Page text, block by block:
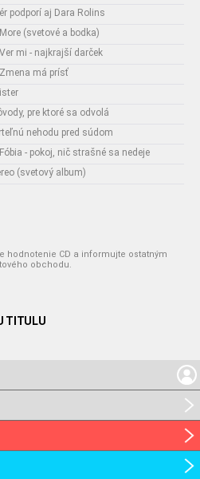
podporí aj Dara Rolins
(svetové a bodka)
mi - najkrajší darček
má prísť
pre ktoré sa odvolá
nehodu pred súdom
- pokoj, nič strašné sa nedeje
(svetový album)
hodnotenie CD a informujte ostatným
obchodu.
TITULU